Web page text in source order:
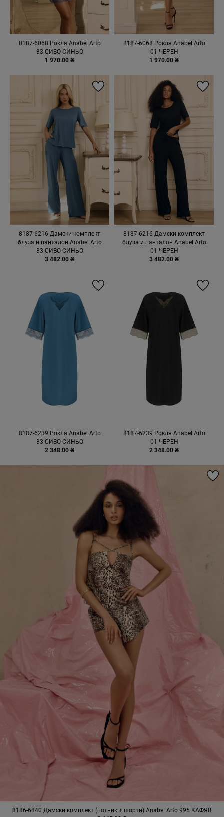
8187-6068 Рокля Anabel Arto
83 СИВО СИНЬО
1 970.00 ₴
8187-6068 Рокля Anabel Arto
01 ЧЕРЕН
1 970.00 ₴
8187-6216 Дамски комплект
блуза и панталон Anabel Arto
83 СИВО СИНЬО
3 482.00 ₴
8187-6216 Дамски комплект
блуза и панталон Anabel Arto
01 ЧЕРЕН
3 482.00 ₴
8187-6239 Рокля Anabel Arto
83 СИВО СИНЬО
2 348.00 ₴
8187-6239 Рокля Anabel Arto
01 ЧЕРЕН
2 348.00 ₴
8186-6840 Дамски комплект (потник + шорти) Anabel Arto 995 КАФЯВ